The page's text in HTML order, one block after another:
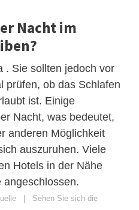
Nacht im
. Sie sollten jedoch vor
prüfen, ob das Schlafen
ist. Einige
Nacht, was bedeutet,
anderen Möglichkeit
auszuruhen. Viele
Hotels in der Nähe
angeschlossen.
| Sehen Sie sich die